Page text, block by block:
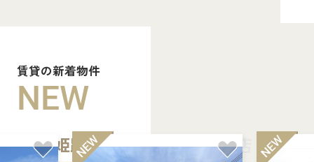
賃貸の新着物件
NEW
姫路中央店 加古川店